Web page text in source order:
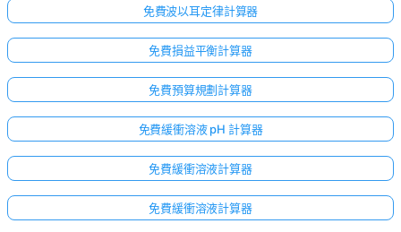
題
免費波以耳定律計算器
免費損益平衡計算器
免費預算規劃計算器
免費緩衝溶液 pH 計算器
免費緩衝溶液計算器
免費緩衝溶液計算器